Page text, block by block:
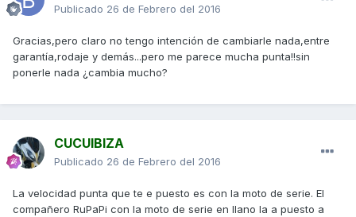
Publicado 26 de Febrero del 2016
Gracias,pero claro no tengo intención de cambiarle nada,entre
garantía,rodaje y demás...pero me parece mucha punta!!sin
ponerle nada ¿cambia mucho?
CUCUIBIZA
Publicado 26 de Febrero del 2016
La velocidad punta que te e puesto es con la moto de serie. El
compañero RuPaPi con la moto de serie en llano la a puesto a